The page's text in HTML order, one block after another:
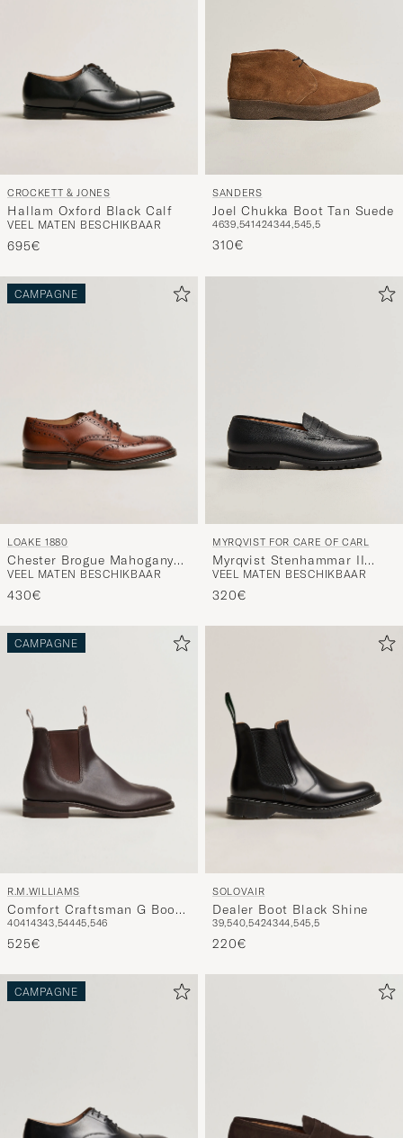
CROCKETT & JONES
Hallam Oxford Black Calf
VEEL MATEN BESCHIKBAAR
695€
SANDERS
Joel Chukka Boot Tan Suede
4639,541424344,545,5
310€
CAMPAGNE
LOAKE 1880
Chester Brogue Mahogany
Burnished Calf
VEEL MATEN BESCHIKBAAR
430€
MYRQVIST FOR CARE OF CARL
Myrqvist Stenhammar II
Vibram Loafer Black
Grained Calf
VEEL MATEN BESCHIKBAAR
320€
CAMPAGNE
R.M.WILLIAMS
Comfort Craftsman G Boot
Yearling Chestnut
40414343,54445,546
525€
SOLOVAIR
Dealer Boot Black Shine
39,540,5424344,545,5
220€
CAMPAGNE